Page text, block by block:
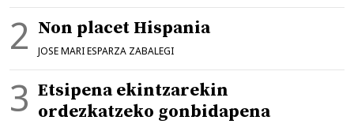
Non placet Hispania
JOSE MARI ESPARZA ZABALEGI
Etsipena ekintzarekin
ordezkatzeko gonbidapena